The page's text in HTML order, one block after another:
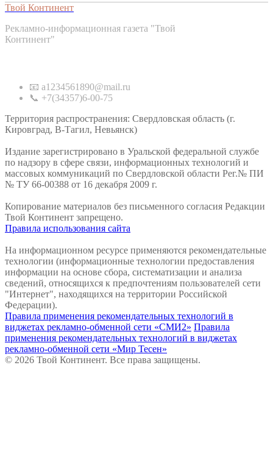
Твой Континент
Рекламно-информационная газета "Твой
Континент"
📧 a1234561890@mail.ru
📞 +7(34357)6-00-75
Территория распространения: Свердловская область (г.
Кировград, В-Тагил, Невьянск)
Издание зарегистрировано в Уральской федеральной службе
по надзору в сфере связи, информационных технологий и
массовых коммуникаций по Свердловской области Рег.№ ПИ
№ ТУ 66-00388 от 16 декабря 2009 г.
Копирование материалов без письменного согласия Редакции
Твой Континент запрещено.
Правила использования сайта
На информационном ресурсе применяются рекомендательные
технологии (информационные технологии предоставления
информации на основе сбора, систематизации и анализа
сведений, относящихся к предпочтениям пользователей сети
"Интернет", находящихся на территории Российской
Федерации).
Правила применения рекомендательных технологий в
виджетах рекламно-обменной сети «СМИ2» Правила
применения рекомендательных технологий в виджетах
рекламно-обменной сети «Мир Тесен»
© 2026 Твой Континент. Все права защищены.